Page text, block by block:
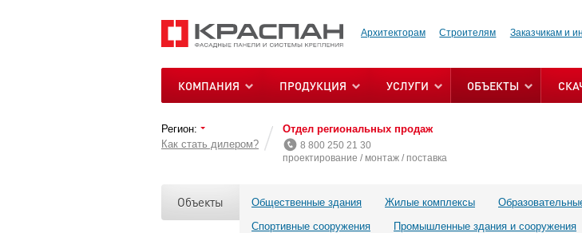
Архитекторам Строителям Заказчикам и
КОМПАНИЯ ПРОДУКЦИЯ УСЛУГИ ОБЪЕКТЫ
Регион:
Как стать дилером?
Отдел региональных продаж
8 800 250 21 30
проектирование / монтаж / поставка
Объекты Общественные здания Жилые комплексы
Спортивные сооружения
Промышленные здания и сооружения